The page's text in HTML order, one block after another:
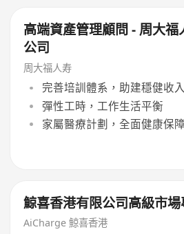
高端資產管理顧問 - 周大福
公司
周大福人寿
完善培訓體系，助建穩健收入
彈性工時，工作生活平衡
家屬醫療計劃，全面健康保障
鯨喜香港有限公司高級市
AiCharge 鯨喜香港